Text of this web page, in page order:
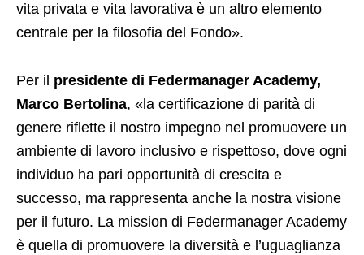
vita privata e vita lavorativa è un altro elemento
centrale per la filosofia del Fondo».
Per il presidente di Federmanager Academy,
Marco Bertolina, «la certificazione di parità di
genere riflette il nostro impegno nel promuovere un
ambiente di lavoro inclusivo e rispettoso, dove ogni
individuo ha pari opportunità di crescita e
successo, ma rappresenta anche la nostra visione
per il futuro. La mission di Federmanager Academy
è quella di promuovere la diversità e l’uguaglianza